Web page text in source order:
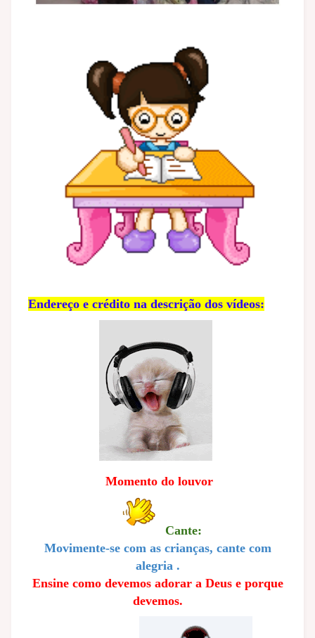
Endereço e crédito na descrição dos vídeos:
Momento do louvor
Cante:
Movimente-se com as crianças, cante com
alegria .
Ensine como devemos adorar a Deus e porque
devemos.